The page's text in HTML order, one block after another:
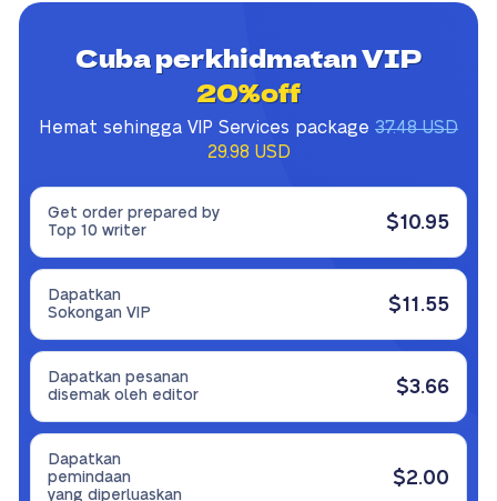
Cuba perkhidmatan VIP
20%off
Hemat sehingga VIP Services package 37.48 USD
29.98 USD
Get order prepared by
Top 10 writer
$10.95
Dapatkan
Sokongan VIP
$11.55
Dapatkan pesanan
disemak oleh editor
$3.66
Dapatkan
pemindaan
yang diperluaskan
$2.00